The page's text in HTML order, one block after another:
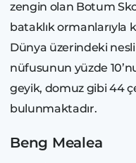
zengin olan Botum
bataklık ormanlarıyla
Dünya üzerindeki
nüfusunun yüzde
geyik, domuz gibi 44
bulunmaktadır.
Beng Mealea